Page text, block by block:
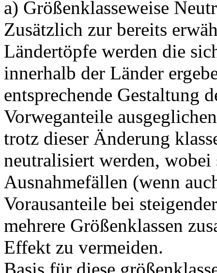
a) Größenklasseweise
Zusätzlich zur bereits
Ländertöpfe werden die
innerhalb der Länder
entsprechende Gestaltung
Vorweganteile
trotz dieser Änderung
neutralisiert werden,
Ausnahmefällen (wenn
Vorausanteile bei
mehrere Größenklassen
Effekt zu vermeiden.